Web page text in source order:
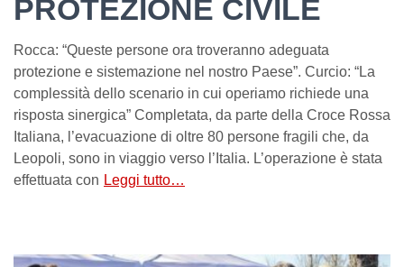
PROTEZIONE CIVILE
Rocca: “Queste persone ora troveranno adeguata
protezione e sistemazione nel nostro Paese”. Curcio: “La
complessità dello scenario in cui operiamo richiede una
risposta sinergica” Completata, da parte della Croce Rossa
Italiana, l’evacuazione di oltre 80 persone fragili che, da
Leopoli, sono in viaggio verso l’Italia. L’operazione è stata
effettuata con Leggi tutto…